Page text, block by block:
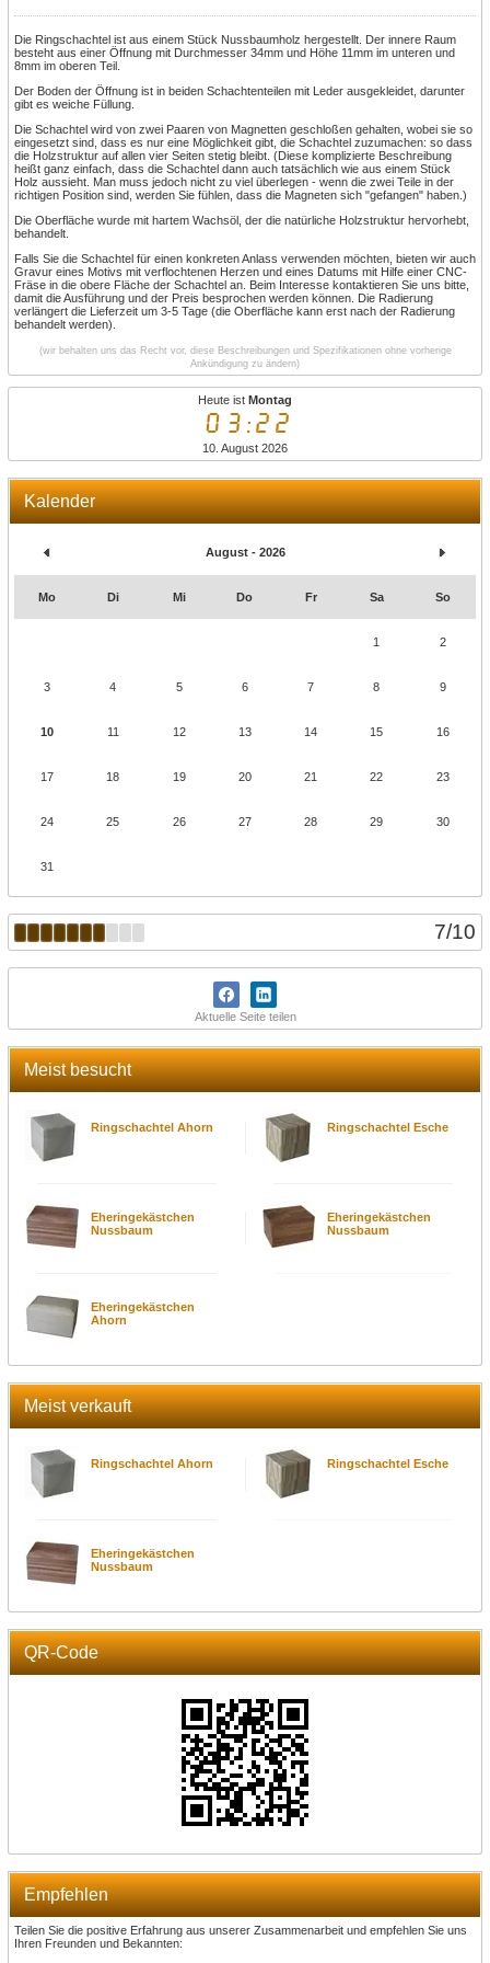
Heute ist Montag
03:22
10. August 2026
Kalender
August - 2026
Mo Di Mi Do Fr Sa So
1 2
3 4 5 6 7 8 9
10 11 12 13 14 15 16
17 18 19 20 21 22 23
24 25 26 27 28 29 30
31
7/10
Aktuelle Seite teilen
Meist besucht
Ringschachtel Ahorn Ringschachtel Esche
Eheringekästchen
Nussbaum
Eheringekästchen
Nussbaum
Eheringekästchen
Ahorn
Meist verkauft
Ringschachtel Ahorn Ringschachtel Esche
Eheringekästchen
Nussbaum
QR-Code
Empfehlen
Teilen Sie die positive Erfahrung aus unserer Zusammenarbeit und empfehlen Sie uns
Ihren Freunden und Bekannten:
Die Ringschachtel ist aus einem Stück Nussbaumholz hergestellt. Der innere Raum
besteht aus einer Öffnung mit Durchmesser 34mm und Höhe 11mm im unteren und
8mm im oberen Teil.
Der Boden der Öffnung ist in beiden Schachtenteilen mit Leder ausgekleidet, darunter
gibt es weiche Füllung.
Die Schachtel wird von zwei Paaren von Magnetten geschloßen gehalten, wobei sie so
eingesetzt sind, dass es nur eine Möglichkeit gibt, die Schachtel zuzumachen: so dass
die Holzstruktur auf allen vier Seiten stetig bleibt. (Diese komplizierte Beschreibung
heißt ganz einfach, dass die Schachtel dann auch tatsächlich wie aus einem Stück
Holz aussieht. Man muss jedoch nicht zu viel überlegen - wenn die zwei Teile in der
richtigen Position sind, werden Sie fühlen, dass die Magneten sich "gefangen" haben.)
Die Oberfläche wurde mit hartem Wachsöl, der die natürliche Holzstruktur hervorhebt,
behandelt.
Falls Sie die Schachtel für einen konkreten Anlass verwenden möchten, bieten wir auch
Gravur eines Motivs mit verflochtenen Herzen und eines Datums mit Hilfe einer CNC-
Fräse in die obere Fläche der Schachtel an. Beim Interesse kontaktieren Sie uns bitte,
damit die Ausführung und der Preis besprochen werden können. Die Radierung
verlängert die Lieferzeit um 3-5 Tage (die Oberfläche kann erst nach der Radierung
behandelt werden).
(wir behalten uns das Recht vor, diese Beschreibungen und Spezifikationen ohne vorherige
Ankündigung zu ändern)